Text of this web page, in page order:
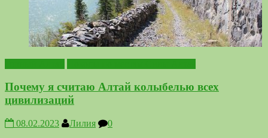
Почему я считаю Алтай колыбелью всех
цивилизаций
08.02.2023 Лилия
0